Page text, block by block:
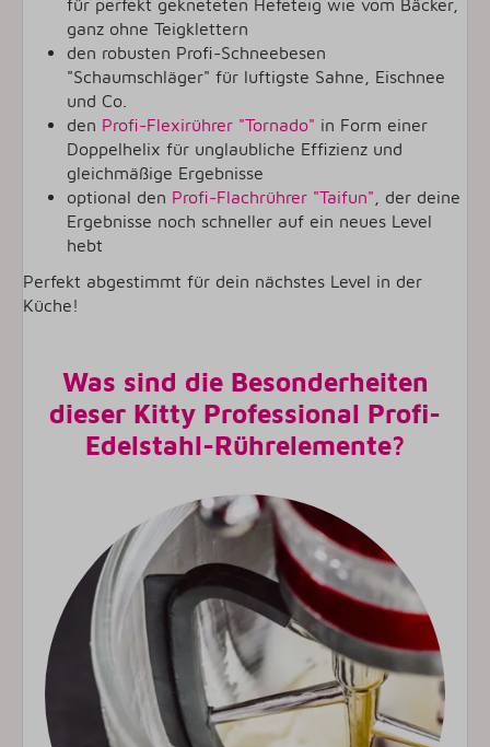
für perfekt gekneteten Hefeteig wie vom Bäcker,
ganz ohne Teigklettern
den robusten Profi-Schneebesen
"Schaumschläger" für luftigste Sahne, Eischnee
und Co.
den Profi-Flexirührer "Tornado" in Form einer
Doppelhelix für unglaubliche Effizienz und
gleichmäßige Ergebnisse
optional den Profi-Flachrührer "Taifun" , der deine
Ergebnisse noch schneller auf ein neues Level
hebt
Perfekt abgestimmt für dein nächstes Level in der
Küche!
Was sind die Besonderheiten
dieser Kitty Professional Profi-
Edelstahl-Rührelemente?